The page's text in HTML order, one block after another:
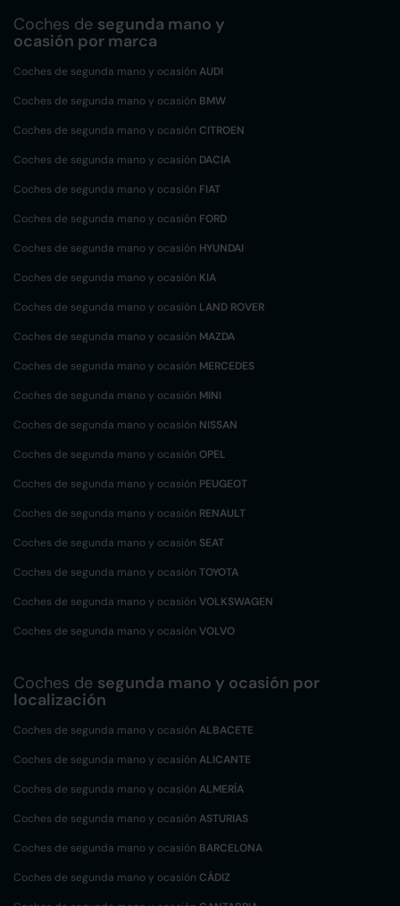
Coches de segunda mano y
ocasión por marca
Coches de segunda mano y ocasión AUDI
Coches de segunda mano y ocasión BMW
Coches de segunda mano y ocasión CITROEN
Coches de segunda mano y ocasión DACIA
Coches de segunda mano y ocasión FIAT
Coches de segunda mano y ocasión FORD
Coches de segunda mano y ocasión HYUNDAI
Coches de segunda mano y ocasión KIA
Coches de segunda mano y ocasión LAND ROVER
Coches de segunda mano y ocasión MAZDA
Coches de segunda mano y ocasión MERCEDES
Coches de segunda mano y ocasión MINI
Coches de segunda mano y ocasión NISSAN
Coches de segunda mano y ocasión OPEL
Coches de segunda mano y ocasión PEUGEOT
Coches de segunda mano y ocasión RENAULT
Coches de segunda mano y ocasión SEAT
Coches de segunda mano y ocasión TOYOTA
Coches de segunda mano y ocasión VOLKSWAGEN
Coches de segunda mano y ocasión VOLVO
Coches de segunda mano y ocasión por
localización
Coches de segunda mano y ocasión ALBACETE
Coches de segunda mano y ocasión ALICANTE
Coches de segunda mano y ocasión ALMERÍA
Coches de segunda mano y ocasión ASTURIAS
Coches de segunda mano y ocasión BARCELONA
Coches de segunda mano y ocasión CÁDIZ